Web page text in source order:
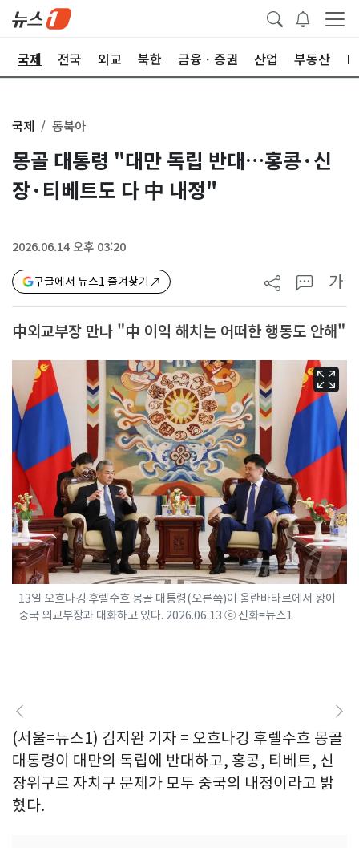
국제 전국 외교 북한 금융ㆍ증권 산업 부동산
국제 동북아
몽골 대통령 "대만 독립 반대…홍콩·신
장·티베트도 다 中 내정"
2026.06.14 오후 03:20
구글에서 뉴스1 즐겨찾기 가
中외교부장 만나 "中 이익 해치는 어떠한 행동도 안해"
13일 오흐나깅 후렐수흐 몽골 대통령(오른쪽)이 울란바타르에서 왕이
중국 외교부장과 대화하고 있다. 2026.06.13 ⓒ 신화=뉴스1
(서울=뉴스1) 김지완 기자 = 오흐나깅 후렐수흐 몽골
대통령이 대만의 독립에 반대하고, 홍콩, 티베트, 신
장위구르 자치구 문제가 모두 중국의 내정이라고 밝
혔다.